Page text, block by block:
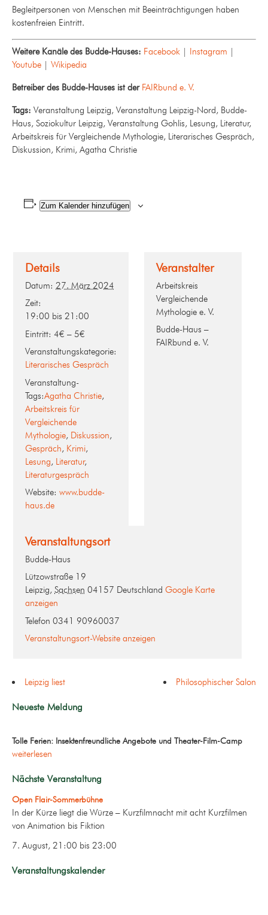
Begleitpersonen von Menschen mit Beeinträchtigungen haben
kostenfreien Eintritt.
Weitere Kanäle des Budde-Hauses: Facebook | Instagram |
Youtube | Wikipedia
Betreiber des Budde-Hauses ist der FAIRbund e. V.
Tags: Veranstaltung Leipzig, Veranstaltung Leipzig-Nord, Budde-
Haus, Soziokultur Leipzig, Veranstaltung Gohlis, Lesung, Literatur,
Arbeitskreis für Vergleichende Mythologie, Literarisches Gespräch,
Diskussion, Krimi, Agatha Christie
Zum Kalender hinzufügen
Details
Datum: 27. März 2024
Zeit:
19:00 bis 21:00
Eintritt: 4€ – 5€
Veranstaltungskategorie:
Literarisches Gespräch
Veranstaltung-
Tags:Agatha Christie,
Arbeitskreis für
Vergleichende
Mythologie, Diskussion,
Gespräch, Krimi,
Lesung, Literatur,
Literaturgespräch
Website: www.budde-
haus.de
Veranstaltungsort
Budde-Haus
Lützowstraße 19
Leipzig, Sachsen 04157 Deutschland Google Karte
anzeigen
Telefon 0341 90960037
Veranstaltungsort-Website anzeigen
Veranstalter
Arbeitskreis
Vergleichende
Mythologie e. V.
Budde-Haus –
FAIRbund e. V.
Leipzig liest Philosophischer Salon
Neueste Meldung
Tolle Ferien: Insektenfreundliche Angebote und Theater-Film-Camp
weiterlesen
Nächste Veranstaltung
Open Flair-Sommerbühne
In der Kürze liegt die Würze – Kurzfilmnacht mit acht Kurzfilmen
von Animation bis Fiktion
7. August, 21:00 bis 23:00
Veranstaltungskalender